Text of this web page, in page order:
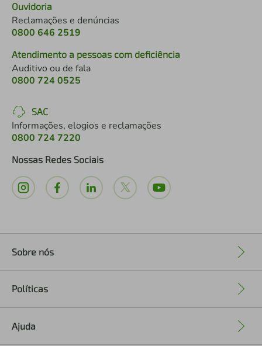
Ouvidoria
Reclamações e denúncias
0800 646 2519
Atendimento a pessoas com deficiência
Auditivo ou de fala
0800 724 0525
SAC
Informações, elogios e reclamações
0800 724 7220
Nossas Redes Sociais
Sobre nós
Políticas
Ajuda